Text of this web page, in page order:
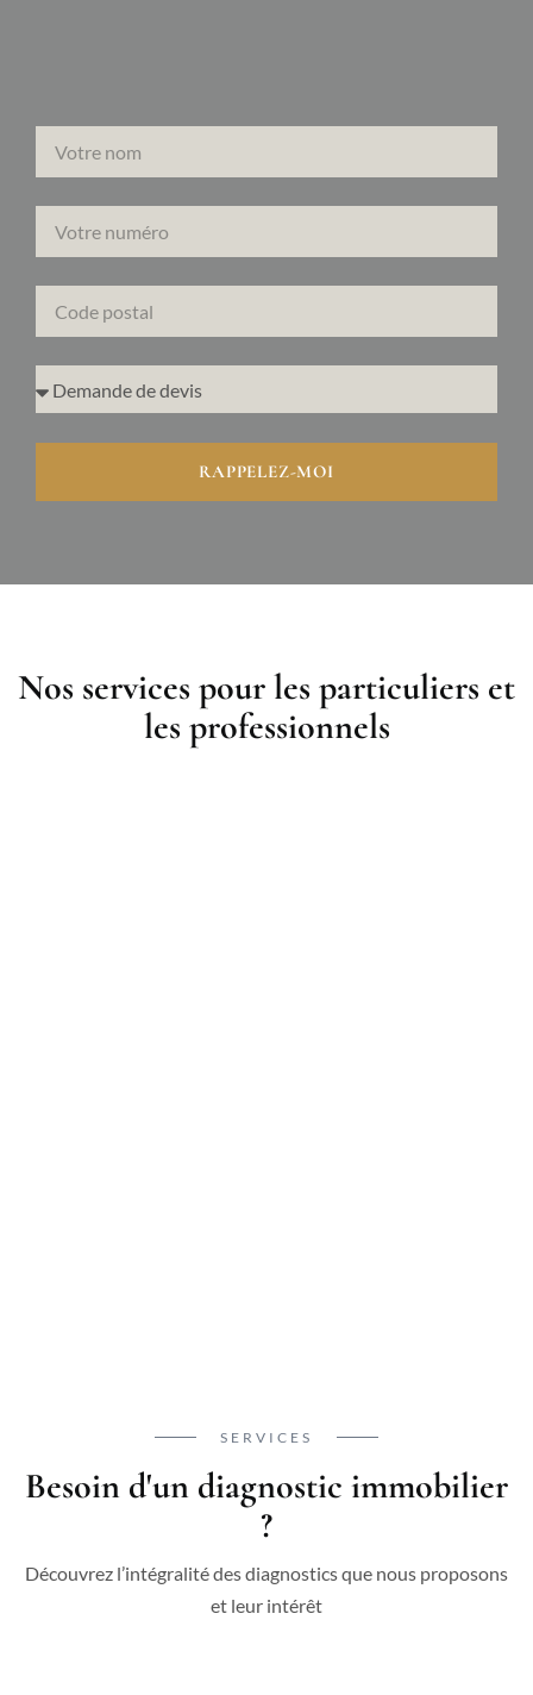
RAPPELEZ-MOI
Nos services pour les particuliers et
les professionnels
SERVICES
Besoin d'un diagnostic immobilier
?
Découvrez l’intégralité des diagnostics que nous proposons
et leur intérêt